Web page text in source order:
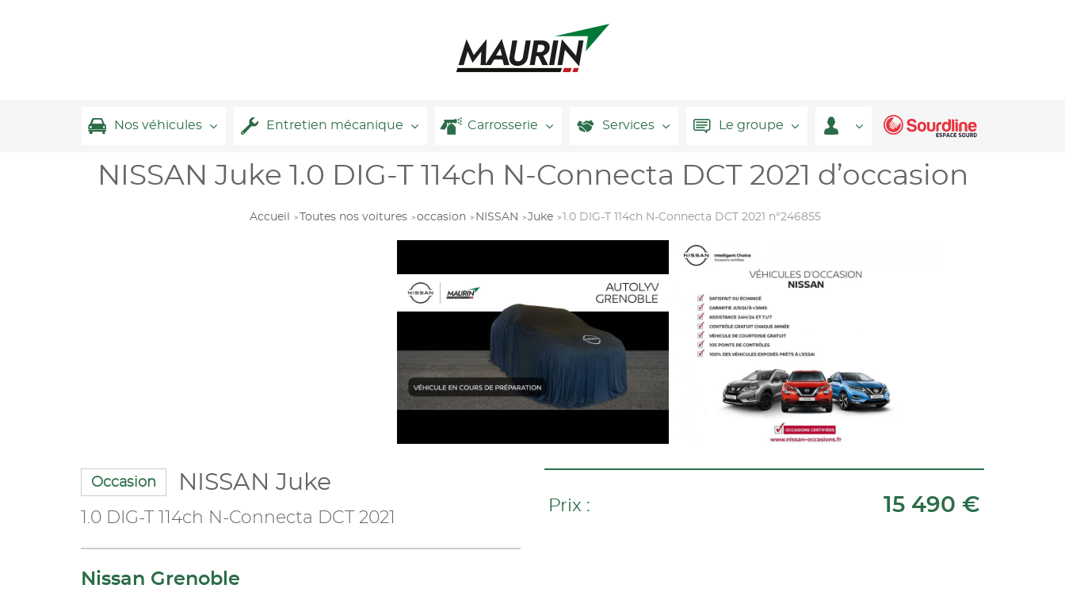
Nos véhicules Entretien mécanique Carrosserie Services Le groupe
NISSAN Juke 1.0 DIG-T 114ch N-Connecta DCT 2021 d’occasion
Accueil Toutes nos voitures occasion NISSAN Juke 1.0 DIG-T 114ch N-Connecta DCT 2021 n°246855
Occasion NISSAN Juke
1.0 DIG-T 114ch N-Connecta DCT 2021
Nissan Grenoble
Prix : 15 490 €